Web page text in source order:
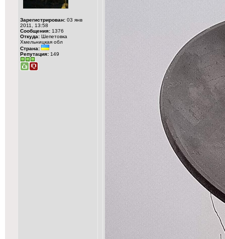
Зарегистрирован: 03 янв
2011, 13:58
Сообщения: 1376
Откуда: Шепетовка
Хмельницкая обл
Страна:
Репутация: 149